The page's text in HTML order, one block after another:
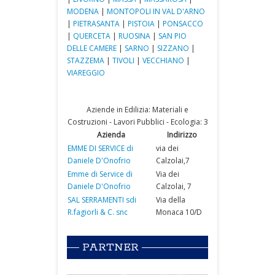
MODENA | MONTOPOLI IN VAL D'ARNO
| PIETRASANTA | PISTOIA | PONSACCO
| QUERCETA | RUOSINA | SAN PIO
DELLE CAMERE | SARNO | SIZZANO |
STAZZEMA | TIVOLI | VECCHIANO |
VIAREGGIO
Aziende in Edilizia: Materiali e
Costruzioni - Lavori Pubblici - Ecologia: 3
Azienda
Indirizzo
EMME DI SERVICE di
Daniele D'Onofrio
via dei
Calzolai,7
Emme di Service di
Daniele D'Onofrio
Via dei
Calzolai, 7
SAL SERRAMENTI sdi
R.fagiorli & C. snc
Via della
Monaca 10/D
PARTNER